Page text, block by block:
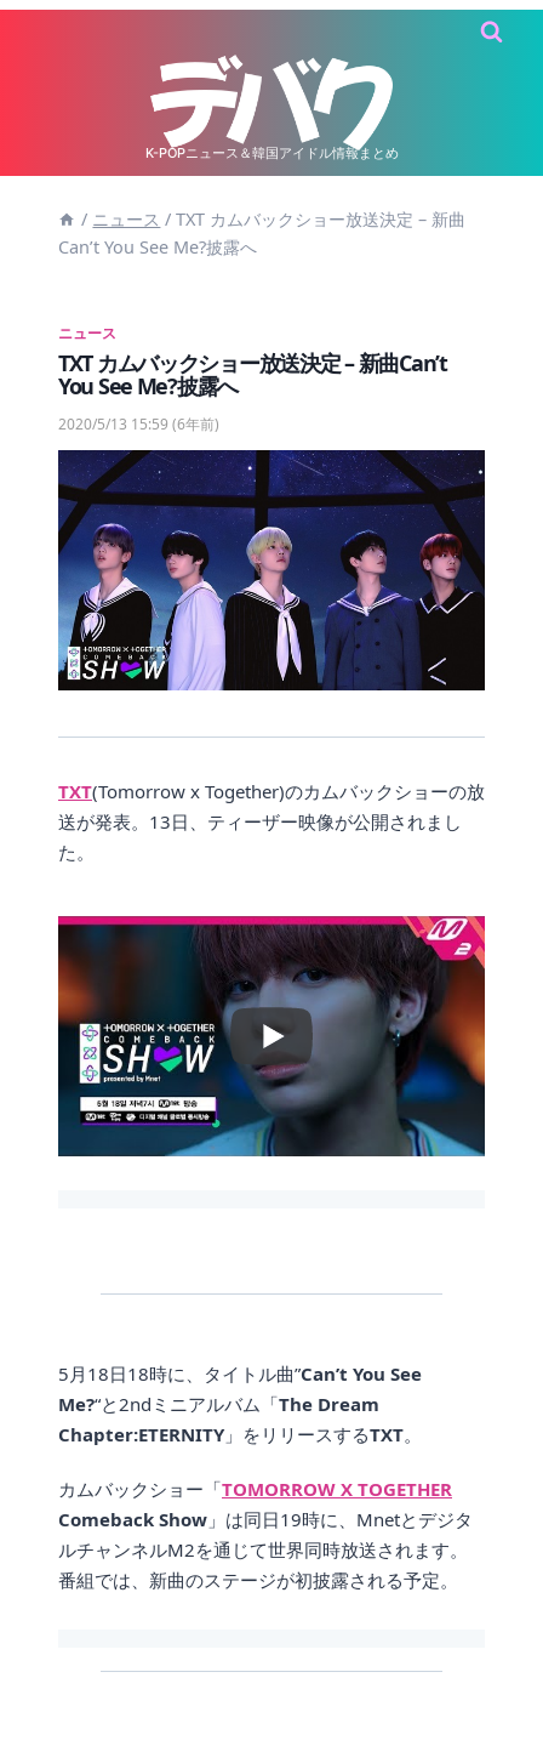
K-POPニュース＆韓国アイドル情報まとめ
/ ニュース / TXT カムバックショー放送決定 – 新曲
Can’t You See Me?披露へ
ニュース
TXT カムバックショー放送決定 – 新曲Can’t
You See Me?披露へ
2020/5/13 15:59 (6年前)
TXT(Tomorrow x Together)のカムバックショーの放
送が発表。13日、ティーザー映像が公開されまし
た。
5月18日18時に、タイトル曲”Can’t You See
Me?“と2ndミニアルバム「The Dream
Chapter:ETERNITY 」をリリースするTXT。
カムバックショー「TOMORROW X TOGETHER
Comeback Show 」は同日19時に、Mnetとデジタ
ルチャンネルM2を通じて世界同時放送されます。
番組では、新曲のステージが初披露される予定。